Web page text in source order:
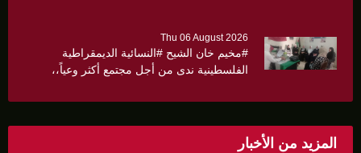
Thu 06 August 2026
#مخيم خان الشيح #النسائية الديمقراطية
الفلسطينية ندى من أجل مجتمع أكثر وعياً،،
بروشورات توعوية على سيدات الحي.
المزيد من الأخبار